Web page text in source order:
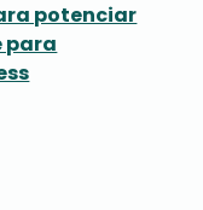
potenciar
para